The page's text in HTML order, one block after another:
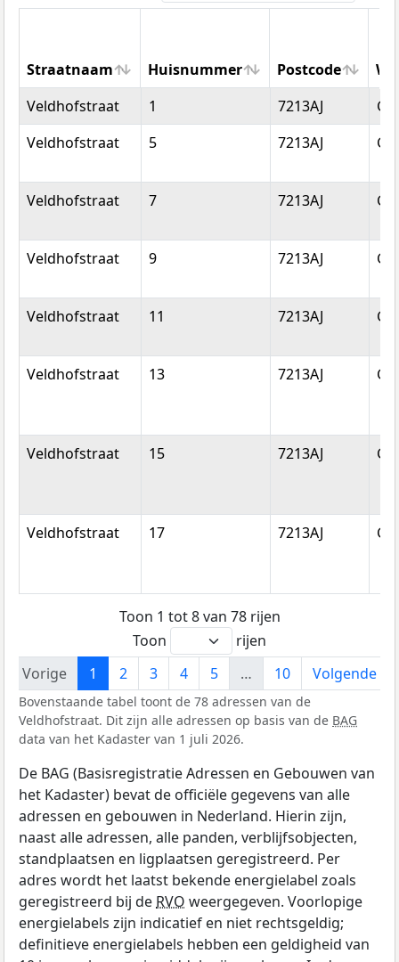
Straatnaam Huisnummer Postcode
Straatnaam
Huisnummer Postcode
Veldhofstraat 1 7213AJ
Veldhofstraat
5 7213AJ
Veldhofstraat 7 7213AJ
Veldhofstraat 9 7213AJ
Veldhofstraat 11 7213AJ
Veldhofstraat 13 7213AJ
Veldhofstraat 15 7213AJ
Veldhofstraat 17 7213AJ
Toon 1 tot 8 van 78 rijen
Toon
rijen
Vorige
1 2 3 4 5 … 10 Volgende
Bovenstaande tabel toont de 78 adressen van de
Veldhofstraat. Dit zijn alle adressen op basis van de BAG
data van het Kadaster van 1 juli 2026.
De BAG (Basisregistratie Adressen en Gebouwen van
het Kadaster) bevat de officiële gegevens van alle
adressen en gebouwen in Nederland. Hierin zijn,
naast alle adressen, alle panden, verblijfsobjecten,
standplaatsen en ligplaatsen geregistreerd. Per
adres wordt het laatst bekende energielabel zoals
geregistreerd bij de RVO weergegeven. Voorlopige
energielabels zijn indicatief en niet rechtsgeldig;
definitieve energielabels hebben een geldigheid van